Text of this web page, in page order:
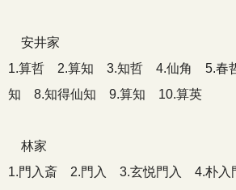
安井家
1.算哲 2.算知 3.知哲 4.仙角 5.春
知 8.知得仙知 9.算知 10.算英
林家
1.門入斎 2.門入 3.玄悦門入 4.朴